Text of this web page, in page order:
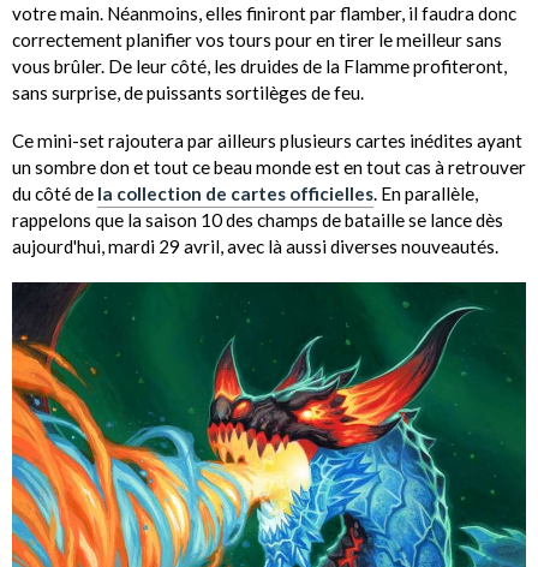
votre main. Néanmoins, elles finiront par flamber, il faudra donc
correctement planifier vos tours pour en tirer le meilleur sans
vous brûler. De leur côté, les druides de la Flamme profiteront,
sans surprise, de puissants sortilèges de feu.
Ce mini-set rajoutera par ailleurs plusieurs cartes inédites ayant
un sombre don et tout ce beau monde est en tout cas à retrouver
du côté de la collection de cartes officielles. En parallèle,
rappelons que la saison 10 des champs de bataille se lance dès
aujourd'hui, mardi 29 avril, avec là aussi diverses nouveautés.